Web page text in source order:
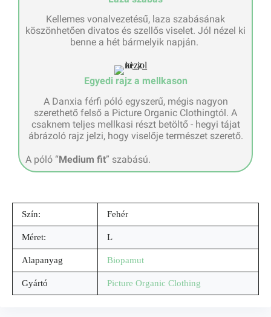
Kellemes vonalvezetésű, laza szabásának
köszönhetően divatos és szellős viselet. Jól nézel ki
benne a hét bármelyik napján. ​
Egyedi rajz a mellkason​
A Danxia férfi póló egyszerű, mégis nagyon
szerethető felső a Picture Organic Clothingtól. A
csaknem teljes mellkasi részt betöltő - hegyi tájat
ábrázoló rajz jelzi, hogy viselője természet szerető.
A póló “Medium fit” szabású.
Szín: Fehér
Méret: L
Alapanyag Biopamut
Gyártó Picture Organic Clothing